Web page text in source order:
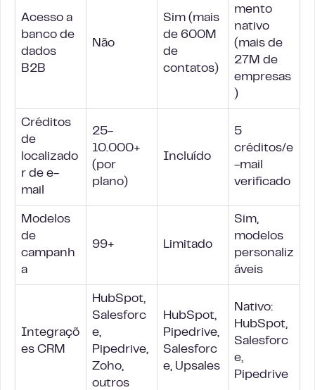
Acesso a
banco de
dados
B2B
Não
Sim (mais
de 600M
de
contatos)
mento
nativo
(mais de
27M de
empresas
)
Créditos
de
localizado
r de e-
mail
25-
10.000+
(por
plano)
Incluído
5
créditos/e
-mail
verificado
Modelos
de
campanh
a
99+ Limitado
Sim,
modelos
personaliz
áveis
Integraçõ
es CRM
HubSpot,
Salesforc
e,
Pipedrive,
Zoho,
outros
HubSpot,
Pipedrive,
Salesforc
e, Upsales
Nativo:
HubSpot,
Salesforc
e,
Pipedrive